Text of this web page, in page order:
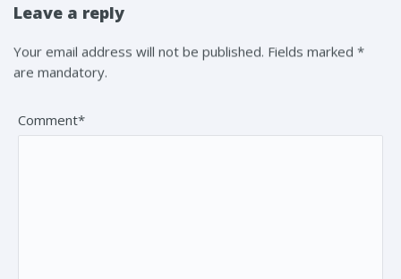
Leave a reply
Your email address will not be published. Fields marked *
are mandatory.
Comment*